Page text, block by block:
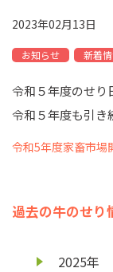
2023年02月13日
お知らせ 新着
令和５年度のせり
令和５年度も引き
令和5年度家畜市場
過去の牛のせり
2025年